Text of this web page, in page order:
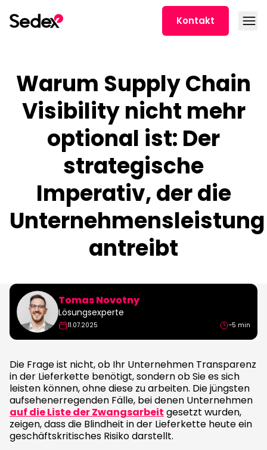
Kontakt
Warum Supply Chain
Visibility nicht mehr
optional ist: Der
strategische
Imperativ, der die
Unternehmensleistung
antreibt
Tomas Novotny
Lösungsexperte
11.07.2025 ~5 min
Die Frage ist nicht, ob Ihr Unternehmen Transparenz
in der Lieferkette benötigt, sondern ob Sie es sich
leisten können, ohne diese zu arbeiten. Die jüngsten
aufsehenerregenden Fälle, bei denen Unternehmen
auf die Liste der Zwangsarbeit gesetzt wurden,
zeigen, dass die Blindheit in der Lieferkette heute ein
geschäftskritisches Risiko darstellt.